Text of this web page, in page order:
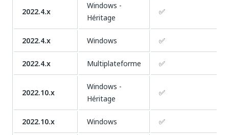
2022.4.x
Windows -
Héritage
✅
2022.4.x Windows ✅
2022.4.x Multiplateforme ✅
2022.10.x
Windows -
Héritage
✅
2022.10.x Windows ✅